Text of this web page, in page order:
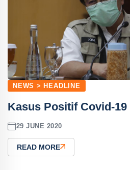
NEWS > HEADLINE
Kasus Positif Covid-19
29 JUNE 2020
READ MORE